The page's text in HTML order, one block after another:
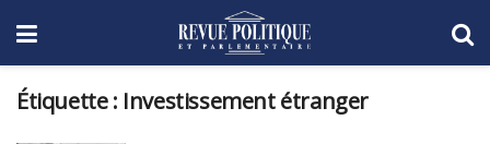
Étiquette : Investissement étranger